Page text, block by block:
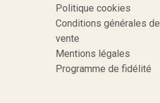
Politique cookies
Conditions générales de
vente
Mentions légales
Programme de fidélité